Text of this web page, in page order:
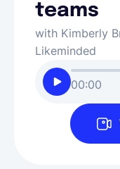
teams
with Kimberly
Likeminded
00:00